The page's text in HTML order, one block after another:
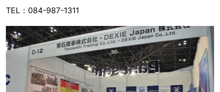
TEL：084-987-1311